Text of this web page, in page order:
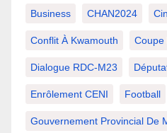
Business CHAN2024
Conflit À Kwamouth Coupe
Dialogue RDC-M23
Enrôlement CENI Football
Gouvernement Provincial De